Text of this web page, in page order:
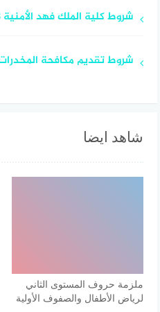
شروط كلية الملك فهد الأمنية 1448
شروط تقديم مكافحة المخدرات
شاهد ايضا
ملزمة حروف المستوى الثاني
لرياض الأطفال والصفوف الأولية